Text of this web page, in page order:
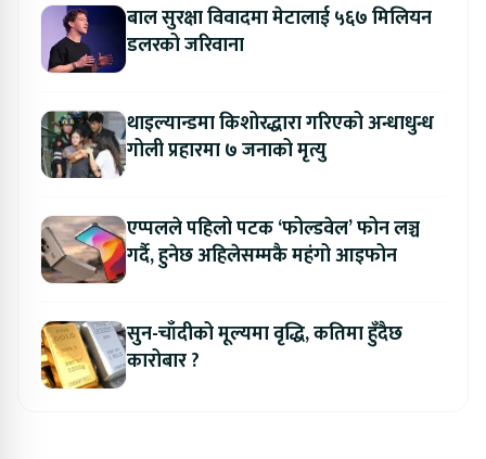
बाल सुरक्षा विवादमा मेटालाई ५६७ मिलियन
डलरको जरिवाना
थाइल्यान्डमा किशोरद्धारा गरिएको अन्धाधुन्ध
गोली प्रहारमा ७ जनाको मृत्यु
एप्पलले पहिलो पटक ‘फोल्डवेल’ फोन लञ्च
गर्दै, हुनेछ अहिलेसम्मकै महंगो आइफोन
सुन-चाँदीको मूल्यमा वृद्धि, कतिमा हुँदैछ
कारोबार ?